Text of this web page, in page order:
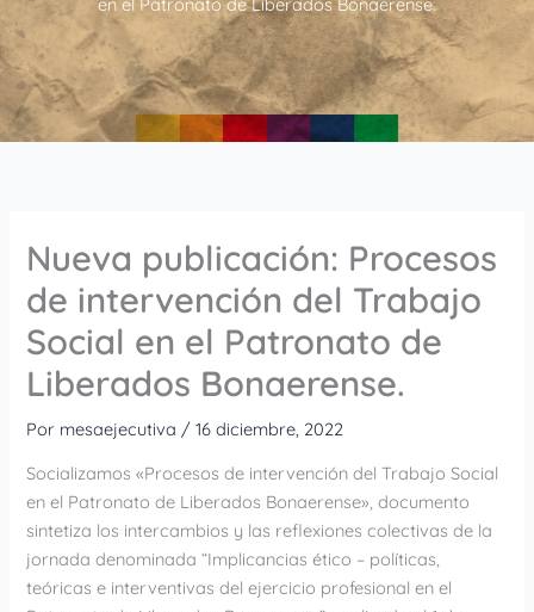
Nueva publicación: Procesos
de intervención del Trabajo
Social en el Patronato de
Liberados Bonaerense.
Por mesaejecutiva /16 diciembre, 2022
Socializamos «Procesos de intervención del Trabajo Social
en el Patronato de Liberados Bonaerense», documento
sintetiza los intercambios y las reflexiones colectivas de la
jornada denominada “Implicancias ético – políticas,
teóricas e interventivas del ejercicio profesional en el